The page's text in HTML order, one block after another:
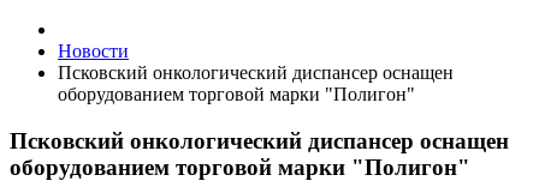
Новости
Псковский онкологический диспансер оснащен
оборудованием торговой марки "Полигон"
Псковский онкологический диспансер оснащен
оборудованием торговой марки "Полигон"